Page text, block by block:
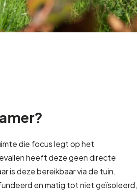
die focus legt op het
heeft deze geen directe
is deze bereikbaar via de tuin.
en matig tot niet geïsoleerd,